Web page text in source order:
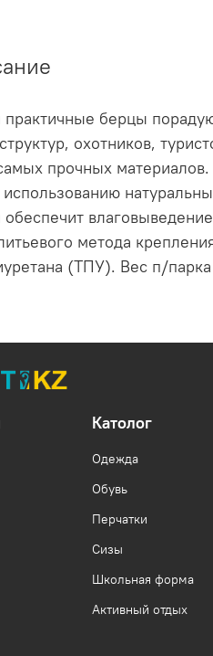
берцы
охотников,
прочных материалов.
использованию
обеспечит
метода
(ТПУ). Вес п/
Католог
Одежда
Обувь
Перчатки
Сизы
Школьная форма
Активный отдых